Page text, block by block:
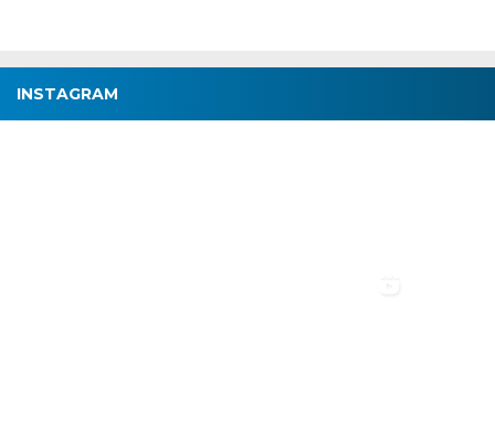
INSTAGRAM